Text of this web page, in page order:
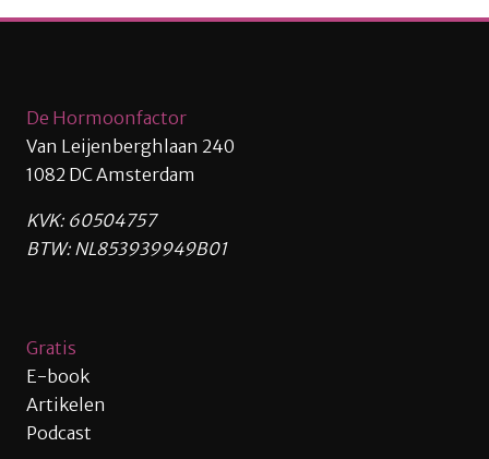
De Hormoonfactor
Van Leijenberghlaan 240
1082 DC Amsterdam
KVK: 60504757
BTW: NL853939949B01
Gratis
E-book
Artikelen
Podcast